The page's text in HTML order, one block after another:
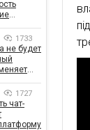
1733
не будет
1727
чат-